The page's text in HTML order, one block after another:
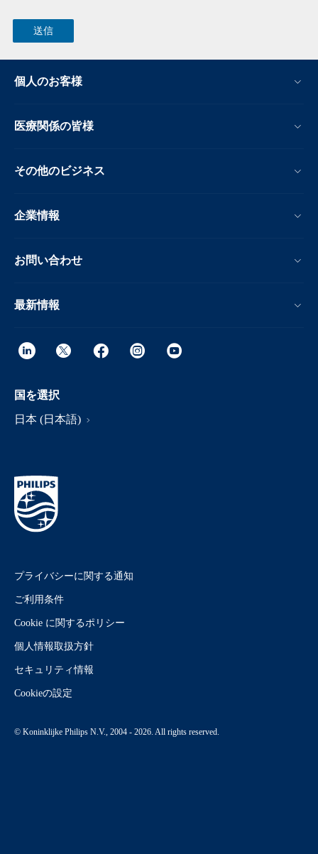
個人のお客様
医療関係の皆様
その他のビジネス
企業情報
お問い合わせ
最新情報
国を選択
日本 (日本語)
プライバシーに関する通知
ご利用条件
Cookie に関するポリシー
個人情報取扱方針
セキュリティ情報
Cookieの設定
© Koninklijke Philips N.V., 2004 - 2026. All rights reserved.